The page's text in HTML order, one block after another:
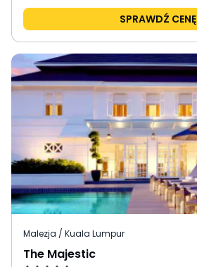
SPRAWDŹ CENĘ
Malezja / Kuala Lumpur
The Majestic